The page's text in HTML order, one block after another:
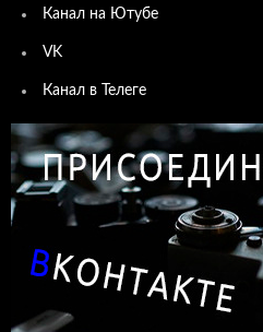
Канал на Ютубе
VK
Канал в Телеге